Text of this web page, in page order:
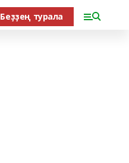
Беҙҙең турала